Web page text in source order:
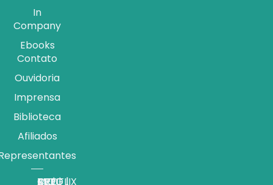
In
Company
Ebooks
Contato
Ouvidoria
Imprensa
Biblioteca
Afiliados
APP |
MEDFLIX
CRED |
BLOG |
TV |